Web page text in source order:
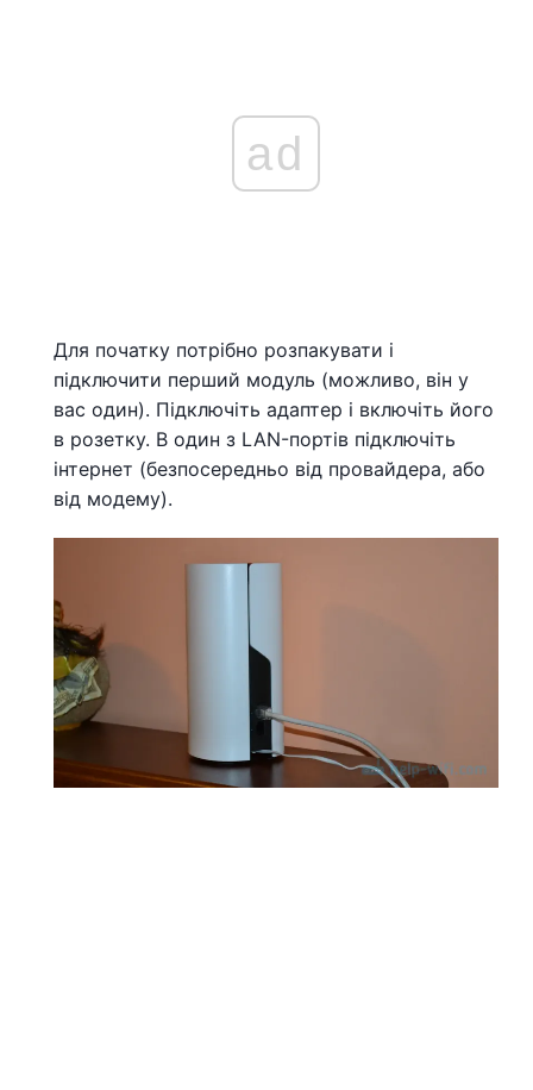
ad
Для початку потрібно розпакувати і
підключити перший модуль (можливо, він у
вас один). Підключіть адаптер і включіть його
в розетку. В один з LAN-портів підключіть
інтернет (безпосередньо від провайдера, або
від модему).